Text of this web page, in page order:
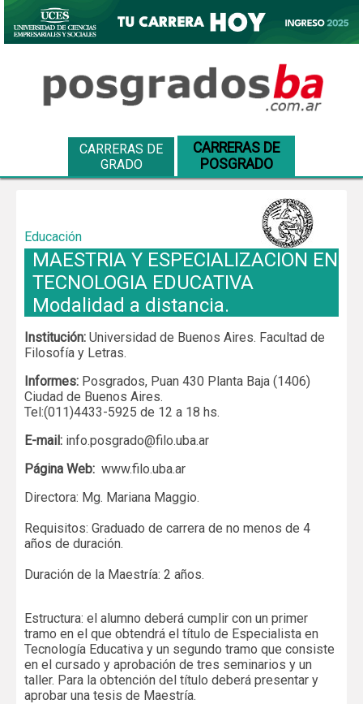
CARRERAS DE
GRADO
CARRERAS DE
POSGRADO
Educación
MAESTRIA Y ESPECIALIZACION EN
TECNOLOGIA EDUCATIVA
Modalidad a distancia.
Institución: Universidad de Buenos Aires. Facultad de
Filosofía y Letras.
Informes: Posgrados, Puan 430 Planta Baja (1406)
Ciudad de Buenos Aires.
Tel:(011)4433-5925 de 12 a 18 hs.
E-mail: info.posgrado@filo.uba.ar
Página Web: www.filo.uba.ar
Directora: Mg. Mariana Maggio.
Requisitos: Graduado de carrera de no menos de 4
años de duración.
Duración de la Maestría: 2 años.
Estructura: el alumno deberá cumplir con un primer
tramo en el que obtendrá el título de Especialista en
Tecnología Educativa y un segundo tramo que consiste
en el cursado y aprobación de tres seminarios y un
taller. Para la obtención del título deberá presentar y
aprobar una tesis de Maestría.